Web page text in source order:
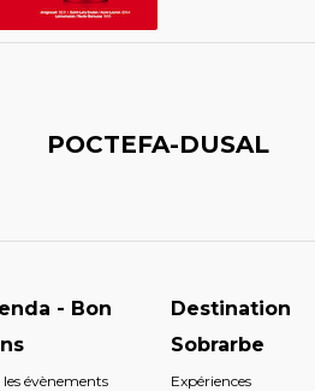
POCTEFA-DUSAL
- Bon
les évènements
Destination
Sobrarbe
Expériences